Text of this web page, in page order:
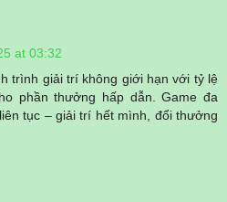
at 03:32
trình giải trí không giới hạn với tỷ lệ
phần thưởng hấp dẫn. Game đa
tục – giải trí hết mình, đổi thưởng